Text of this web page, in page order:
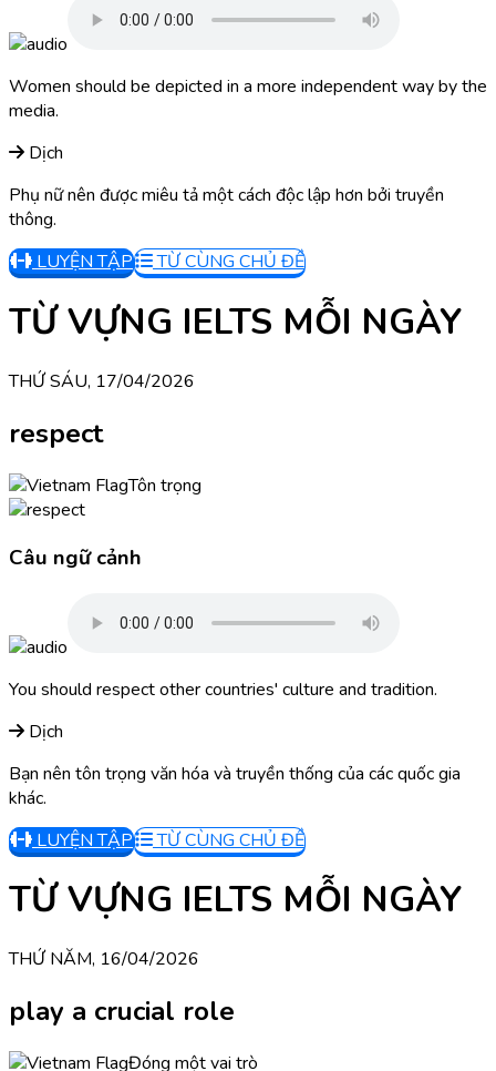
Women should be depicted in a more independent way by the
media.
Dịch
Phụ nữ nên được miêu tả một cách độc lập hơn bởi truyền
thông.
LUYỆN TẬP
TỪ CÙNG CHỦ ĐỀ
TỪ VỰNG IELTS MỖI NGÀY
THỨ SÁU, 17/04/2026
respect
Tôn trọng
Câu ngữ cảnh
You should respect other countries' culture and tradition.
Dịch
Bạn nên tôn trọng văn hóa và truyền thống của các quốc gia
khác.
LUYỆN TẬP
TỪ CÙNG CHỦ ĐỀ
TỪ VỰNG IELTS MỖI NGÀY
THỨ NĂM, 16/04/2026
play a crucial role
Đóng một vai trò